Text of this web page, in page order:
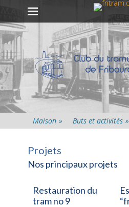
Passer
contenu
Premier menu
Maison » Buts et activités »
Projets
Nos principaux projets
Restauration du
tram no 9